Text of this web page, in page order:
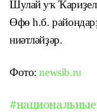
Шулай уҡ
Өфө һ.б. районд
ниәтләйҙәр.
Фото:newsib.ru